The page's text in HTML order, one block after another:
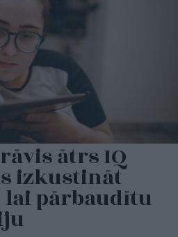
ātrs IQ
izkustināt
lai pārbaudītu